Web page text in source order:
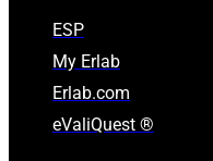
ESP
My Erlab
Erlab.com
eValiQuest ®